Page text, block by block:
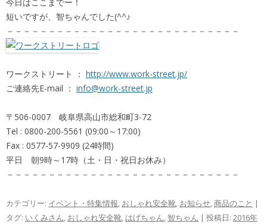
短いですが、智ちゃんでした(^^♪
－－－－－－－－－－－－－－－－－－－－－－－－－－－－
ワークストリート ： http://www.work-street.jp/
ご連絡先E-mail ： info@work-street.jp
〒506-0007 岐阜県高山市総和町3-72
Tel : 0800-200-5561 (09:00～17:00)
Fax : 0577-57-9909 (24時間)
平日 朝9時～17時（土・日・祝日お休み）
－－－－－－－－－－－－－－－－－－－－－－－－－－－－
カテゴリー: イベント・特集情報, おしゃれ安全靴, お知らせ,商品のこと |
タグ: いくみさん, おしゃれ安全靴, はげちゃん, 智ちゃん | 投稿日: 2016年